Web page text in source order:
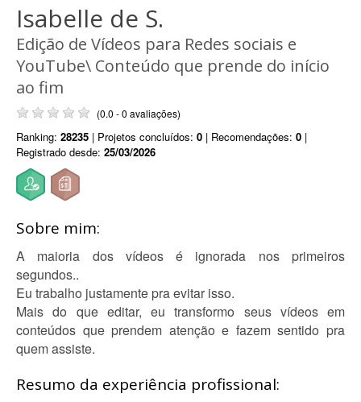
Isabelle de S.
Edição de Vídeos para Redes sociais e
YouTube\ Conteúdo que prende do início
ao fim
(0.0 - 0 avaliações)
Ranking: 28235 | Projetos concluídos: 0 | Recomendações: 0 |
Registrado desde: 25/03/2026
Sobre mim:
A maioria dos vídeos é ignorada nos primeiros
segundos..
Eu trabalho justamente pra evitar isso.
Mais do que editar, eu transformo seus vídeos em
conteúdos que prendem atenção e fazem sentido pra
quem assiste.
Resumo da experiência profissional: